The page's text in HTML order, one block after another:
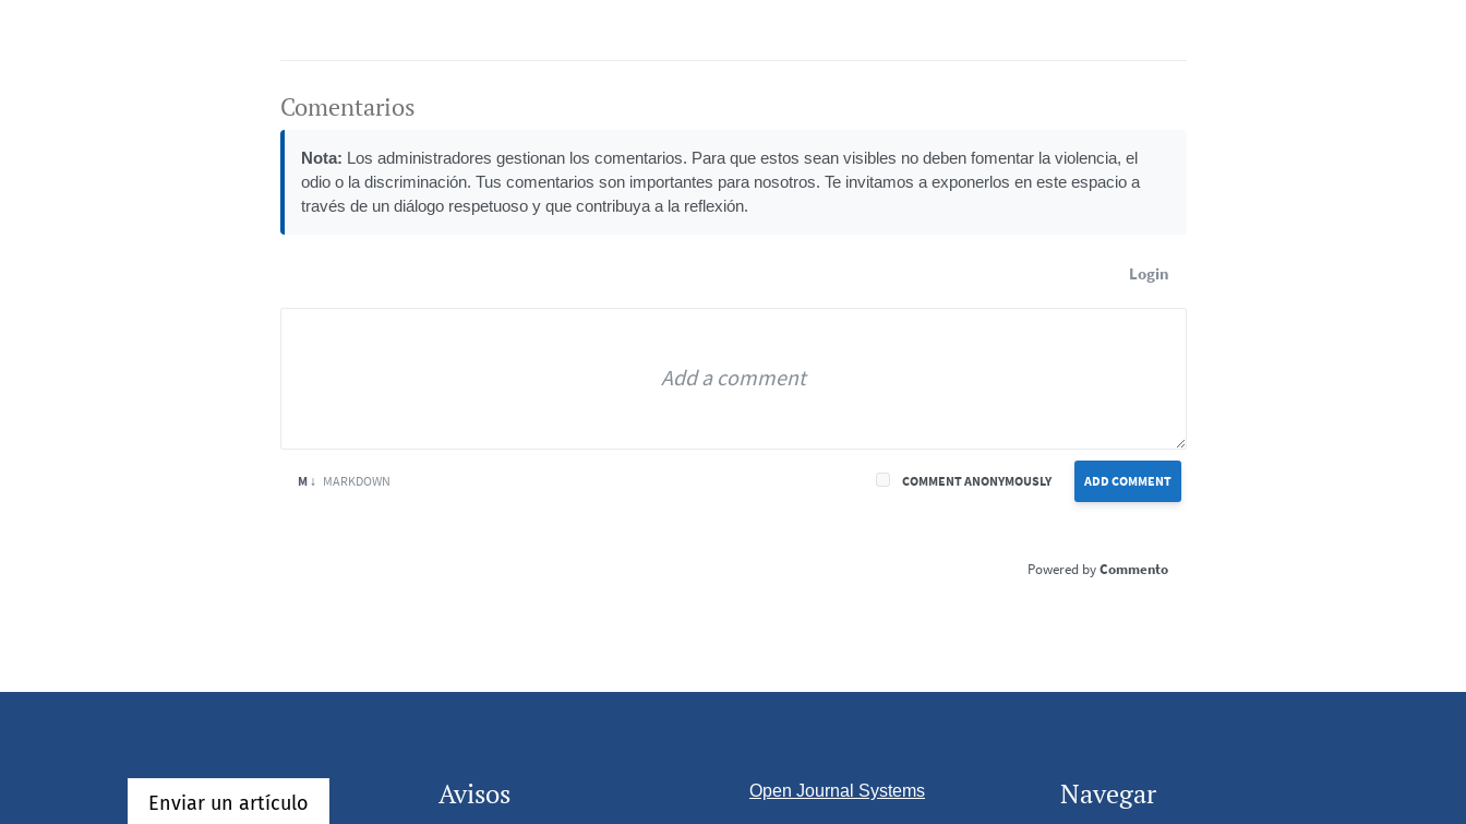
Comentarios
Nota: Los administradores gestionan los comentarios. Para que estos sean visibles no deben fomentar la violencia, el
odio o la discriminación. Tus comentarios son importantes para nosotros. Te invitamos a exponerlos en este espacio a
través de un diálogo respetuoso y que contribuya a la reflexión.
Login
ADD COMMENT
COMMENT ANONYMOUSLY
M ↓ MARKDOWN
Commento
Enviar un artículo Avisos Open Journal Systems Navegar